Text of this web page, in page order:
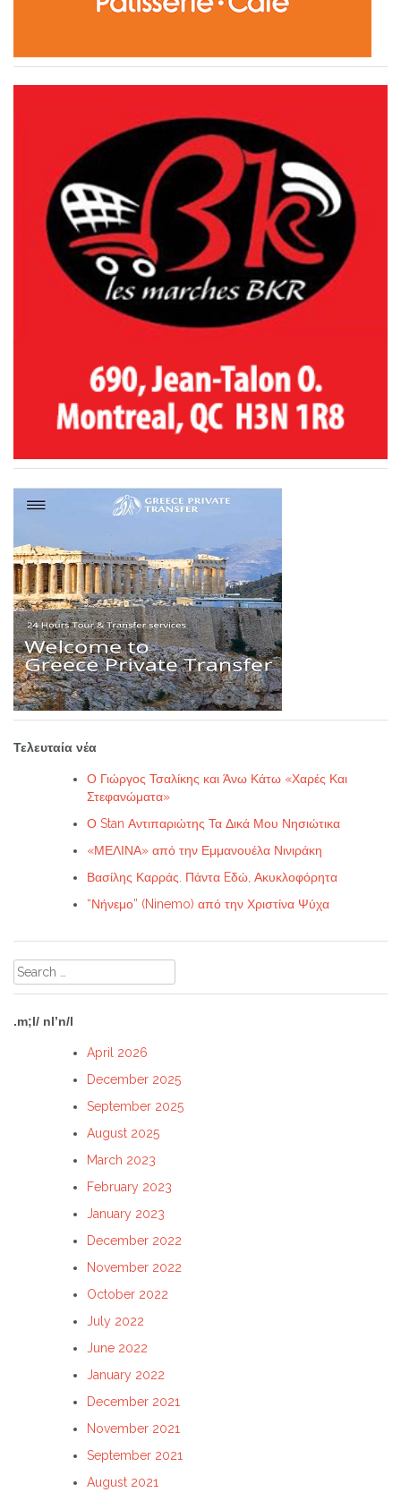
Τελευταία νέα
Ο Γιώργος Τσαλίκης και Άνω Κάτω «Χαρές Και
Στεφανώματα»
Ο Stan Αντιπαριώτης Τα Δικά Μου Νησιώτικα
«ΜΕΛΙΝΑ» από την Εμμανουέλα Νινιράκη
Βασίλης Καρράς. Πάντα Eδώ, Ακυκλοφόρητα
“Νήνεμο” (Ninemo) από την Χριστίνα Ψύχα
Search
for:
.m;l/ nl’n/l
April 2026
December 2025
September 2025
August 2025
March 2023
February 2023
January 2023
December 2022
November 2022
October 2022
July 2022
June 2022
January 2022
December 2021
November 2021
September 2021
August 2021